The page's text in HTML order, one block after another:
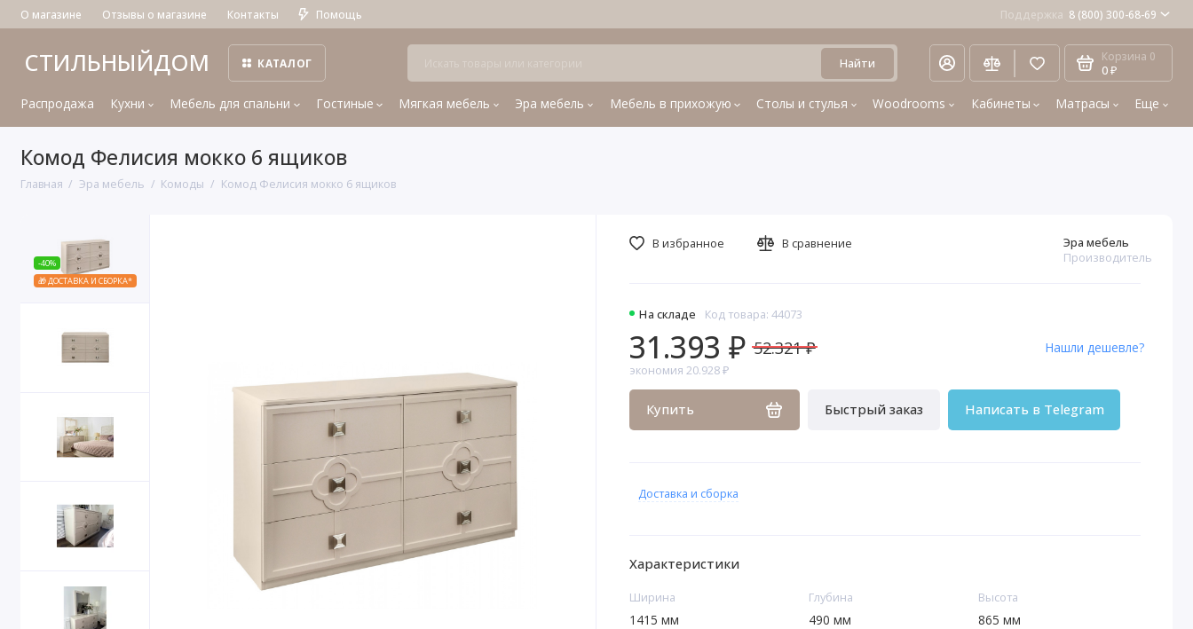
О магазине Отзывы о магазине Контакты Помощь Поддержка 8 (800) 300-68-69
СТИЛЬНЫЙДОМ КАТАЛОГ Найти Корзина 0
0 ₽
Распродажа Кухни Мебель для спальни Гостиные Мягкая мебель Эра мебель Мебель в прихожую Столы и стулья Woodrooms Кабинеты Матрасы Еще
Комод Фелисия мокко 6 ящиков
Главная Эра мебель Комоды Комод Фелисия мокко 6 ящиков
-40%
🎁 ДОСТАВКА И СБОРКА*
На складе Код товара: 44073
Эра мебель
Производитель
31.393 ₽ 52.321 ₽
экономия 20.928 ₽
Купить Быстрый заказ Написать в Telegram
Нашли дешевле?
В избранное В сравнение
Доставка и сборка
Характеристики
Ширина
1415 мм
Глубина
490 мм
Высота
865 мм